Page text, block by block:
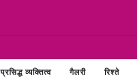
प्रसिद्ध व्यक्तित्व गैलरी रिश्ते